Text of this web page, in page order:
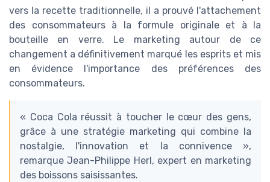
vers la recette traditionnelle, il a prouvé l'attachement
des consommateurs à la formule originale et à la
bouteille en verre. Le marketing autour de ce
changement a définitivement marqué les esprits et mis
en évidence l'importance des préférences des
consommateurs.
« Coca Cola réussit à toucher le cœur des gens,
grâce à une stratégie marketing qui combine la
nostalgie, l'innovation et la connivence »,
remarque Jean-Philippe Herl, expert en marketing
des boissons saisissantes.